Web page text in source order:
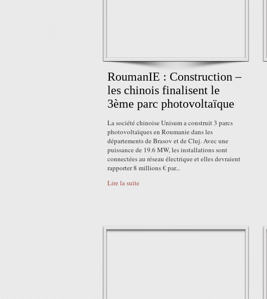
RoumanIE : Construction –
les chinois finalisent le
3ème parc photovoltaïque
La société chinoise Unisum a construit 3 parcs
photovoltaïques en Roumanie dans les
départements de Brasov et de Cluj. Avec une
puissance de 19.6 MW, les installations sont
connectées au réseau électrique et elles devraient
rapporter 8 millions € par...
Lire la suite